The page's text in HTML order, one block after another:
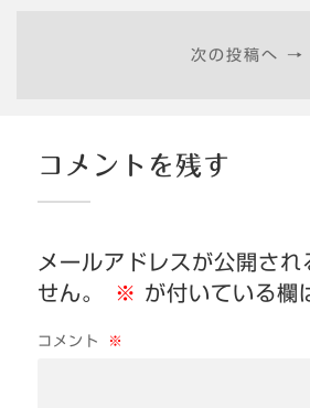
次の投稿へ →
コメントを残す
メールアドレスが公開され
せん。
※ が付いている欄
コメント ※